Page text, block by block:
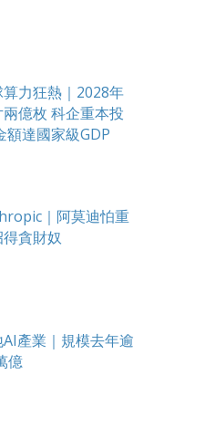
力狂熱｜2028年
億枚 科企重本投
額達國家級GDP
｜阿莫迪怕重
貪財奴
AI產業｜規模去年逾
億